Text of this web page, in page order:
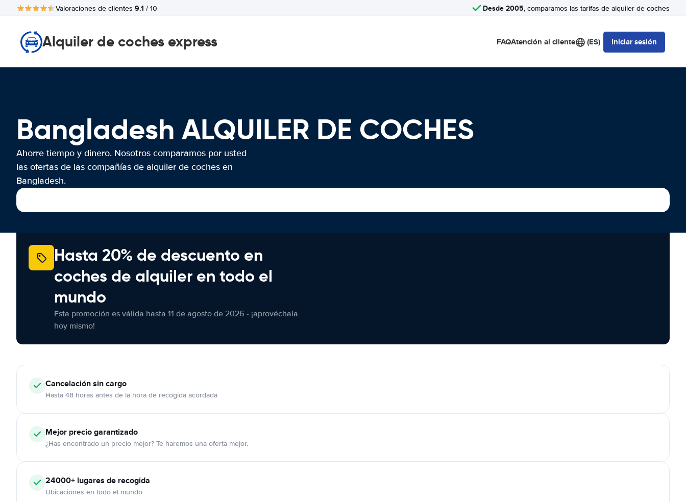
Valoraciones de clientes 9.1 / 10 Desde 2005, comparamos las tarifas de alquiler de coches
Alquiler de coches express FAQAtención al cliente (ES) Iniciar sesión
Bangladesh ALQUILER DE COCHES
Ahorre tiempo y dinero. Nosotros comparamos por usted
las ofertas de las compañías de alquiler de coches en
Bangladesh.
Hasta 20% de descuento en
coches de alquiler en todo el
mundo
Esta promoción es válida hasta 11 de agosto de 2026 - ¡aprovéchala
hoy mismo!
Cancelaciónsin cargo
Hasta 48 horas antes de la hora de recogida acordada
Mejor precio garantizado
¿Has encontrado un precio mejor? Te haremos una oferta mejor.
24000+ lugares de recogida
Ubicaciones en todo el mundo